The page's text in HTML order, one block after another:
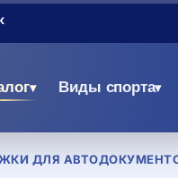
▾ Виды спорта▾
ДЛЯ